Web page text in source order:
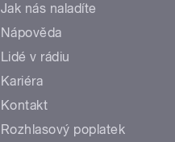
Jak nás naladíte
Nápověda
Lidé v rádiu
Kariéra
Kontakt
Rozhlasový poplatek